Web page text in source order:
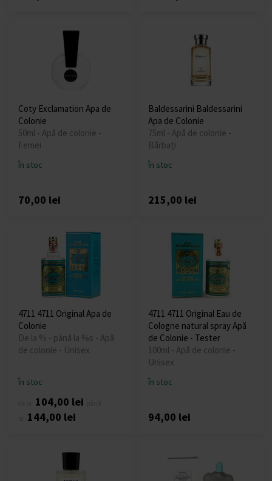
Coty Exclamation Apa de
Colonie
50ml - Apă de colonie -
Femei
În stoc
70,00 lei
Baldessarini Baldessarini
Apa de Colonie
75ml - Apă de colonie -
Bărbați
În stoc
215,00 lei
4711 4711 Original Apa de
Colonie
De la % - până la %s - Apă
de colonie - Unisex
În stoc
104,00 lei
144,00 lei
4711 4711 Original Eau de
Cologne natural spray Apă
de Colonie - Tester
100ml - Apă de colonie -
Unisex
În stoc
94,00 lei